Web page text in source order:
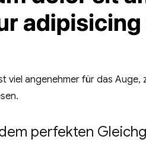
viel angenehmer für das
perfekten